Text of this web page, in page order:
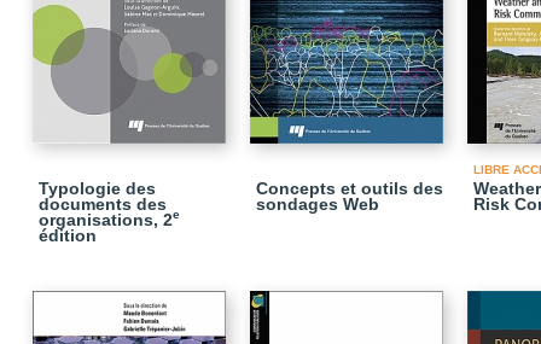
Typologie des
documents des
organisations, 2e
édition
Concepts et outils des
sondages Web
LIBRE
Risk